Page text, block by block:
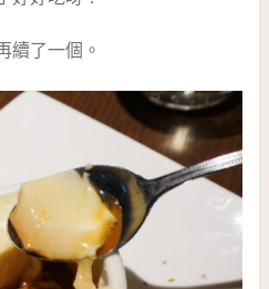
續了一個。